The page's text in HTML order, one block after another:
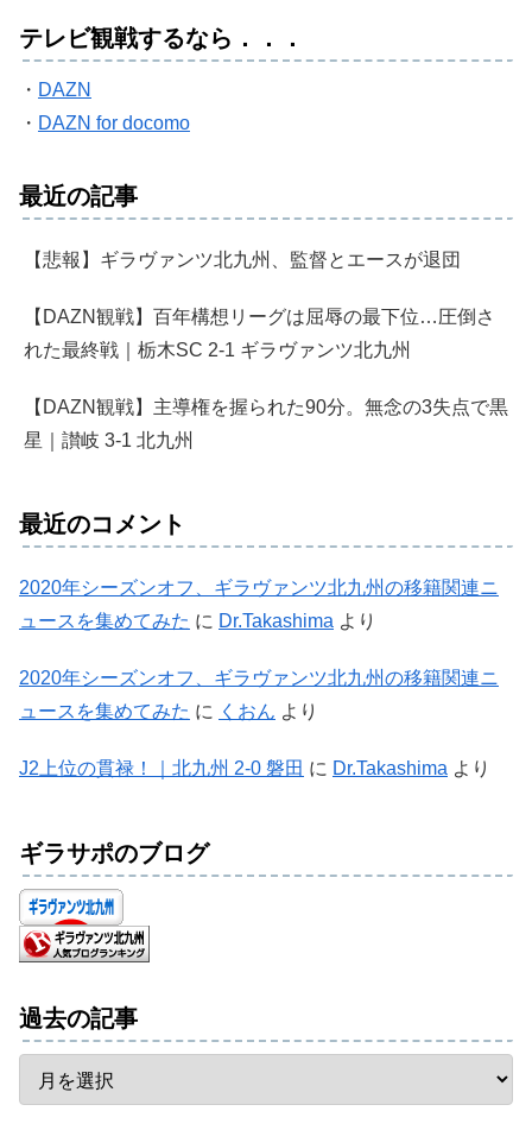
テレビ観戦するなら．．．
・ DAZN
・ DAZN for docomo
最近の記事
【悲報】ギラヴァンツ北九州、監督とエースが退団
【DAZN観戦】百年構想リーグは屈辱の最下位…圧倒さ
れた最終戦｜栃木SC 2-1 ギラヴァンツ北九州
【DAZN観戦】主導権を握られた90分。無念の3失点で黒
星｜讃岐 3-1 北九州
最近のコメント
2020年シーズンオフ、ギラヴァンツ北九州の移籍関連ニ
ュースを集めてみた に Dr.Takashima より
2020年シーズンオフ、ギラヴァンツ北九州の移籍関連ニ
ュースを集めてみた に くおん より
J2上位の貫禄！｜北九州 2-0 磐田 に Dr.Takashima より
ギラサポのブログ
過去の記事